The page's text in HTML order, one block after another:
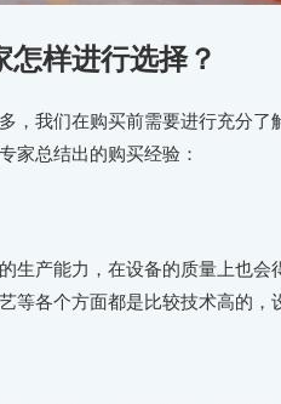
样进行选择？
，我们在购买前需要进行充分了
家总结出的购买经验：
生产能力，在设备的质量上也会
等各个方面都是比较技术高的，